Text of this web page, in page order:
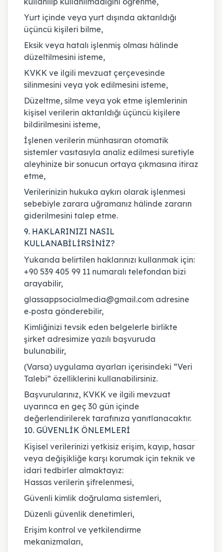
Yurt içinde veya yurt dışında aktarıldığı
üçüncü kişileri bilme,
Eksik veya hatalı işlenmiş olması hâlinde
düzeltilmesini isteme,
KVKK ve ilgili mevzuat çerçevesinde
silinmesini veya yok edilmesini isteme,
Düzeltme, silme veya yok etme işlemlerinin
kişisel verilerin aktarıldığı üçüncü kişilere
bildirilmesini isteme,
İşlenen verilerin münhasıran otomatik
sistemler vasıtasıyla analiz edilmesi suretiyle
aleyhinize bir sonucun ortaya çıkmasına itiraz
etme,
Verilerinizin hukuka aykırı olarak işlenmesi
sebebiyle zarara uğramanız hâlinde zararın
giderilmesini talep etme.
9. HAKLARINIZI NASIL
KULLANABİLİRSİNİZ?
Yukarıda belirtilen haklarınızı kullanmak için:
+90 539 405 99 11 numaralı telefondan bizi
arayabilir,
glassappsocialmedia@gmail.com adresine
e‑posta gönderebilir,
Kimliğinizi tevsik eden belgelerle birlikte
şirket adresimize yazılı başvuruda
bulunabilir,
(Varsa) uygulama ayarları içerisindeki “Veri
Talebi” özelliklerini kullanabilirsiniz.
Başvurularınız, KVKK ve ilgili mevzuat
uyarınca en geç 30 gün içinde
değerlendirilerek tarafınıza yanıtlanacaktır.
10. GÜVENLİK ÖNLEMLERİ
Kişisel verilerinizi yetkisiz erişim, kayıp, hasar
veya değişikliğe karşı korumak için teknik ve
idari tedbirler almaktayız:
Hassas verilerin şifrelenmesi,
Güvenli kimlik doğrulama sistemleri,
Düzenli güvenlik denetimleri,
Erişim kontrol ve yetkilendirme
mekanizmaları,